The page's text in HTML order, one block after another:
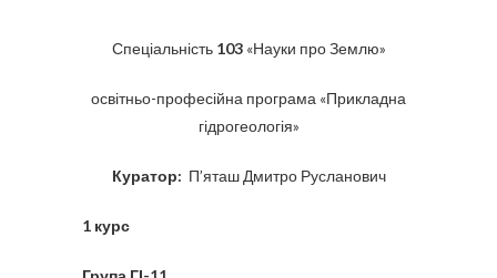
Спеціальність 103 «Науки про Землю»
освітньо-професійна програма «Прикладна
гідрогеологія»
Куратор: П’яташ Дмитро Русланович
1 курс